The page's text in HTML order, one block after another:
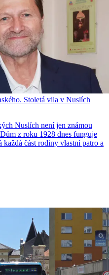
Stoletá vila v Nuslích
Nuslích není jen známou
z roku 1928 dnes funguje
část rodiny vlastní patro a